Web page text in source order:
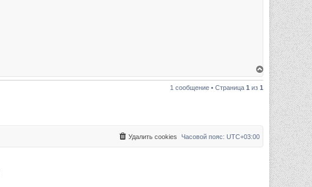
В
1 сообщение • Страница 1 из 1
Часовой пояс: UTC+03:00
Удалить cookies